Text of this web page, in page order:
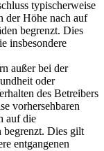
typischerweise
der Höhe nach auf
begrenzt. Dies
insbesondere
außer bei der
oder
des Betreibers
vorhersehbaren
auf die
begrenzt. Dies gilt
entgangenen